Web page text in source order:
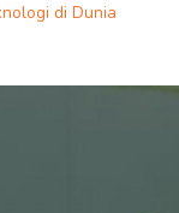
di Dunia